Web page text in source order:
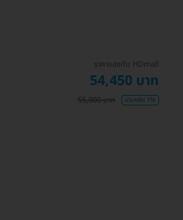
ราคาจองกับ HDmall
54,450 บาท
55,000 บาท ประหยัด 1%